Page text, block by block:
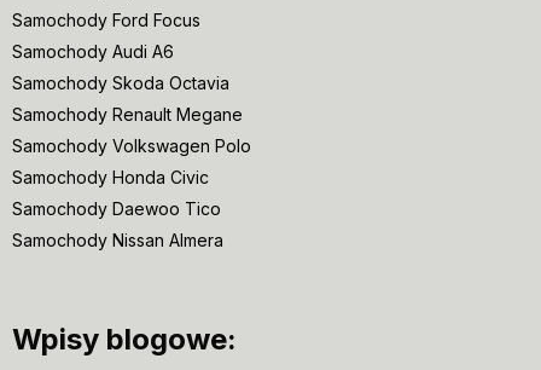
Samochody Ford Focus
Samochody Audi A6
Samochody Skoda Octavia
Samochody Renault Megane
Samochody Volkswagen Polo
Samochody Honda Civic
Samochody Daewoo Tico
Samochody Nissan Almera
Wpisy blogowe: